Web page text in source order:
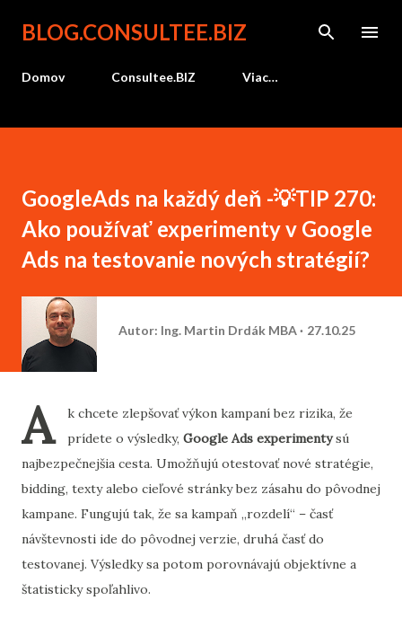
Preskočiť na hlavný obsah
BLOG.CONSULTEE.BIZ
Domov Consultee.BIZ Viac…
GoogleAds na každý deň -💡TIP 270:
Ako používať experimenty v Google
Ads na testovanie nových stratégií?
Autor: Ing. Martin Drdák MBA 27.10.25
A
k chcete zlepšovať výkon kampaní bez rizika, že
prídete o výsledky, Google Ads experimentysú
najbezpečnejšia cesta. Umožňujú otestovať nové stratégie,
bidding, texty alebo cieľové stránky bez zásahu do pôvodnej
kampane. Fungujú tak, že sa kampaň „rozdelí“ – časť
návštevnosti ide do pôvodnej verzie, druhá časť do
testovanej. Výsledky sa potom porovnávajú objektívne a
štatisticky spoľahlivo.